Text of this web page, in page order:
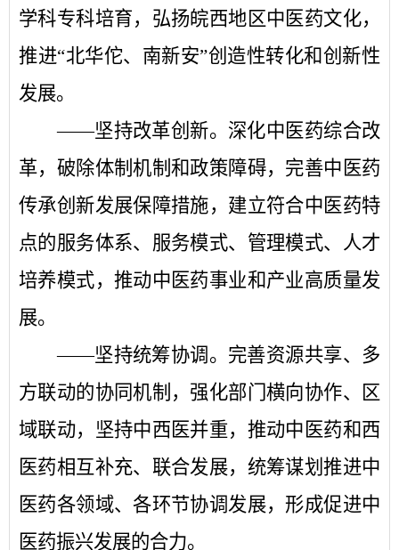
学科专科培育，弘扬皖西地区中医药文化，
推进“北华佗、南新安”创造性转化和创新性
发展。
——坚持改革创新。 深化中医药综合改
革，破除体制机制和政策障碍，完善中医药
传承创新发展保障措施，建立符合中医药特
点的服务体系、服务模式、管理模式、人才
培养模式，推动中医药事业和产业高质量发
展。
——坚持统筹协调。 完善资源共享、多
方联动的协同机制，强化部门横向协作、区
域联动，坚持中西医并重，推动中医药和西
医药相互补充、联合发展，统筹谋划推进中
医药各领域、各环节协调发展，形成促进中
医药振兴发展的合力。